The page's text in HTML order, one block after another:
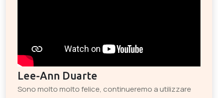
Lee-Ann Duarte
Sono molto molto felice, continueremo a utilizzare